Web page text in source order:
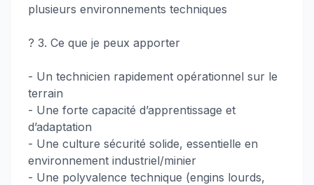
plusieurs environnements techniques
? 3. Ce que je peux apporter
- Un technicien rapidement opérationnel sur le
terrain
- Une forte capacité d’apprentissage et
d’adaptation
- Une culture sécurité solide, essentielle en
environnement industriel/minier
- Une polyvalence technique (engins lourds,